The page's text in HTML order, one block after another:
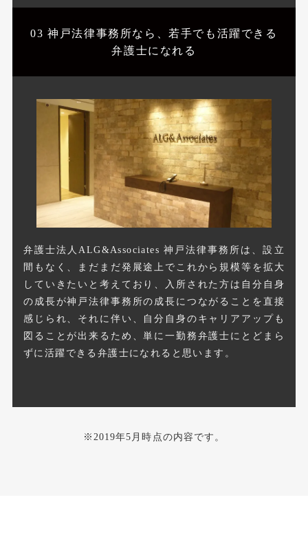
03 神戸法律事務所なら、若手でも活躍できる
弁護士になれる
弁護士法人ALG&Associates 神戸法律事務所は、設立
間もなく、まだまだ発展途上でこれから規模等を拡大
していきたいと考えており、入所された方は自分自身
の成長が神戸法律事務所の成長につながることを直接
感じられ、それに伴い、自分自身のキャリアアップも
図ることが出来るため、単に一勤務弁護士にとどまら
ずに活躍できる弁護士になれると思います。
※2019年5月時点の内容です。